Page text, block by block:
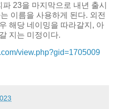
23을 마지막으로 내년 출시
이름을 사용하게 된다. 외전
해당 네이밍을 따라갈지, 아
지는 미정이다.
view.php?gid=1705009